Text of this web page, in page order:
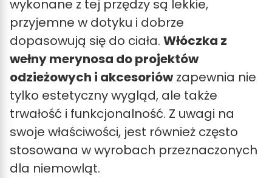
wykonane z tej przędzy są lekkie,
przyjemne w dotyku i dobrze
dopasowują się do ciała. Włóczka z
wełny merynosa do projektów
odzieżowych i akcesoriówzapewnia nie
tylko estetyczny wygląd, ale także
trwałość i funkcjonalność. Z uwagi na
swoje właściwości, jest również często
stosowana w wyrobach przeznaczonych
dla niemowląt.